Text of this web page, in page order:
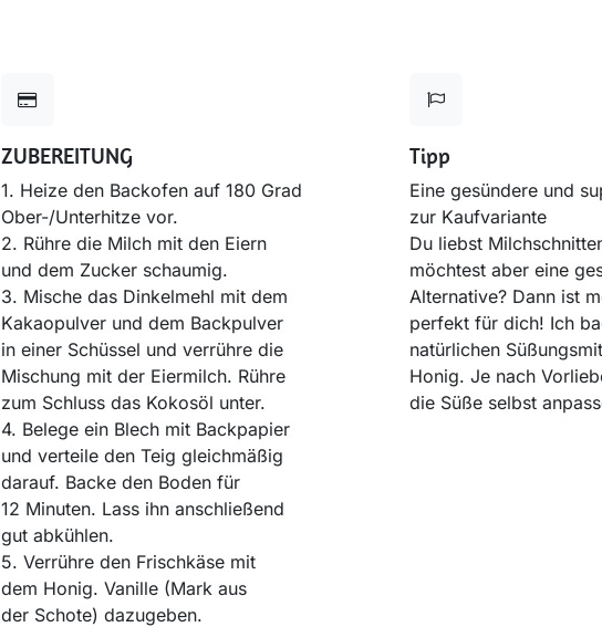
ZUBEREITUNG
1. Heize den Backofen auf 180 Grad
Ober-/Unterhitze vor.
2. Rühre die Milch mit den Eiern
und dem Zucker schaumig.
3. Mische das Dinkelmehl mit dem
Kakaopulver und dem Backpulver
in einer Schüssel und verrühre die
Mischung mit der Eiermilch. Rühre
zum Schluss das Kokosöl unter.
4. Belege ein Blech mit Backpapier
und verteile den Teig gleichmäßig
darauf. Backe den Boden für
12 Minuten. Lass ihn anschließend
gut abkühlen.
5. Verrühre den Frischkäse mit
dem Honig. Vanille (Mark aus
der Schote) dazugeben.
Tipp
Eine gesündere und
zur Kaufvariante
Du liebst
möchtest aber eine
Alternative? Dann ist
perfekt für dich! Ich
natürlichen
Honig. Je nach
die Süße selbst